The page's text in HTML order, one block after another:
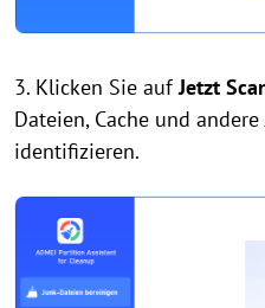
3. Klicken Sie aufJetzt
Dateien, Cache und
identifizieren.